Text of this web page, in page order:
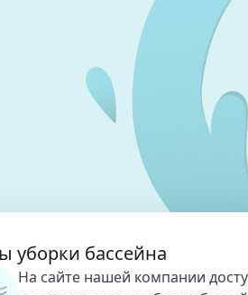
уборки бассейна
На сайте нашей компании